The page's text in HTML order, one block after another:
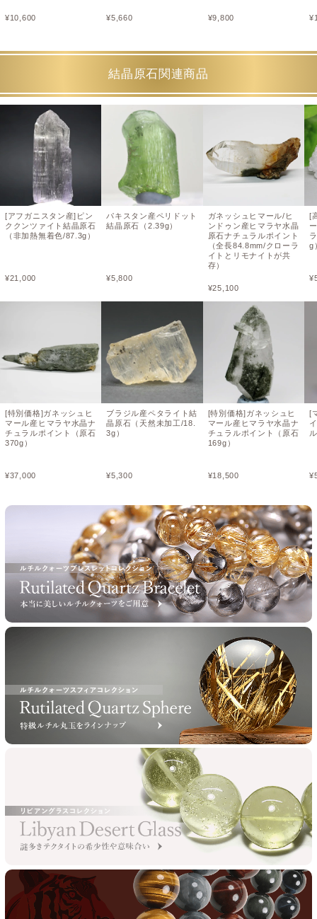
¥10,600 ¥5,660 ¥9,800 ¥
結晶原石関連商品
[アフガニスタン産]ピン
ククンツァイト結晶原石
（非加熱無着色/87.3g）
¥21,000
[特別価格]ガネッシュヒ
マール産ヒマラヤ水晶ナ
チュラルポイント（原石
370g）
¥37,000
パキスタン産ペリドット
結晶原石（2.39g）
¥5,800
ブラジル産ペタライト結
晶原石（天然未加工/18.
3g）
¥5,300
ガネッシュヒマール/ヒ
ンドゥン産ヒマラヤ水晶
原石ナチュラルポイント
（全長84.8mm/クローラ
イトとリモナイトが共
存）
¥25,100
[特別価格]ガネッシュヒ
マール産ヒマラヤ水晶ナ
チュラルポイント（原石
169g）
¥18,500
[
g
¥
[
¥